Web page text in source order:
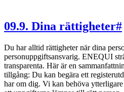
09.9. Dina rättigheter#
Du har alltid rättigheter när dina
personuppgiftsansvarig. ENEQUI
transparenta. Här är en
tillgång: Du kan begära ett
har om dig. Vi kan behöva